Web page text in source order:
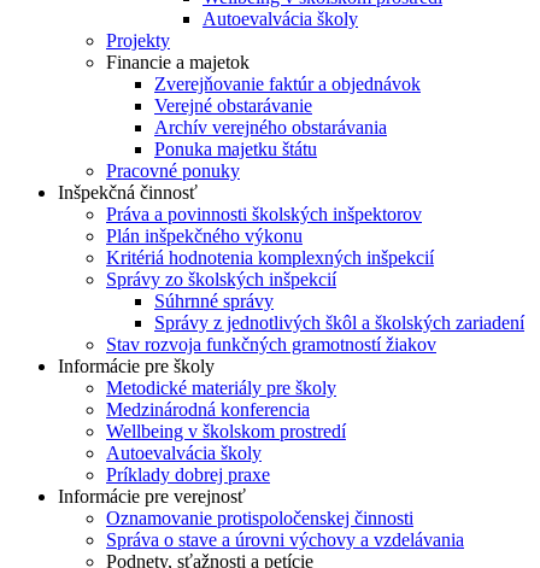
Autoevalvácia školy
Projekty
Financie a majetok
Zverejňovanie faktúr a objednávok
Verejné obstarávanie
Archív verejného obstarávania
Ponuka majetku štátu
Pracovné ponuky
Inšpekčná činnosť
Práva a povinnosti školských inšpektorov
Plán inšpekčného výkonu
Kritériá hodnotenia komplexných inšpekcií
Správy zo školských inšpekcií
Súhrnné správy
Správy z jednotlivých škôl a školských zariadení
Stav rozvoja funkčných gramotností žiakov
Informácie pre školy
Metodické materiály pre školy
Medzinárodná konferencia
Wellbeing v školskom prostredí
Autoevalvácia školy
Príklady dobrej praxe
Informácie pre verejnosť
Oznamovanie protispoločenskej činnosti
Správa o stave a úrovni výchovy a vzdelávania
Podnety, sťažnosti a petície